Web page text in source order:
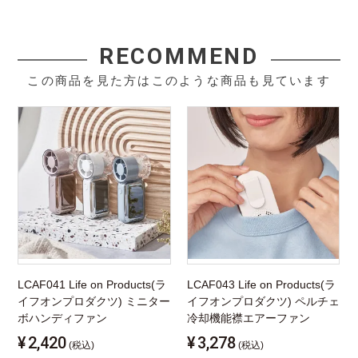
RECOMMEND
この商品を見た方はこのような商品も見ています
LCAF041 Life on Products(ラ
イフオンプロダクツ) ミニター
ボハンディファン
¥2,420 (税込)
LCAF043 Life on Products(ラ
イフオンプロダクツ) ペルチェ
冷却機能襟エアーファン
¥3,278 (税込)